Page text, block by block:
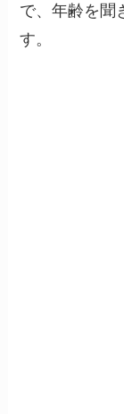
で、年齢を聞
す。